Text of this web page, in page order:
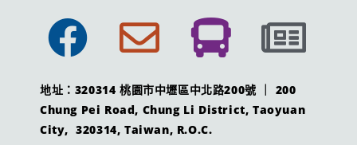
地址：320314 桃園市中壢區中北路200號 ｜ 200
Chung Pei Road, Chung Li District, Taoyuan
City, 320314, Taiwan, R.O.C.